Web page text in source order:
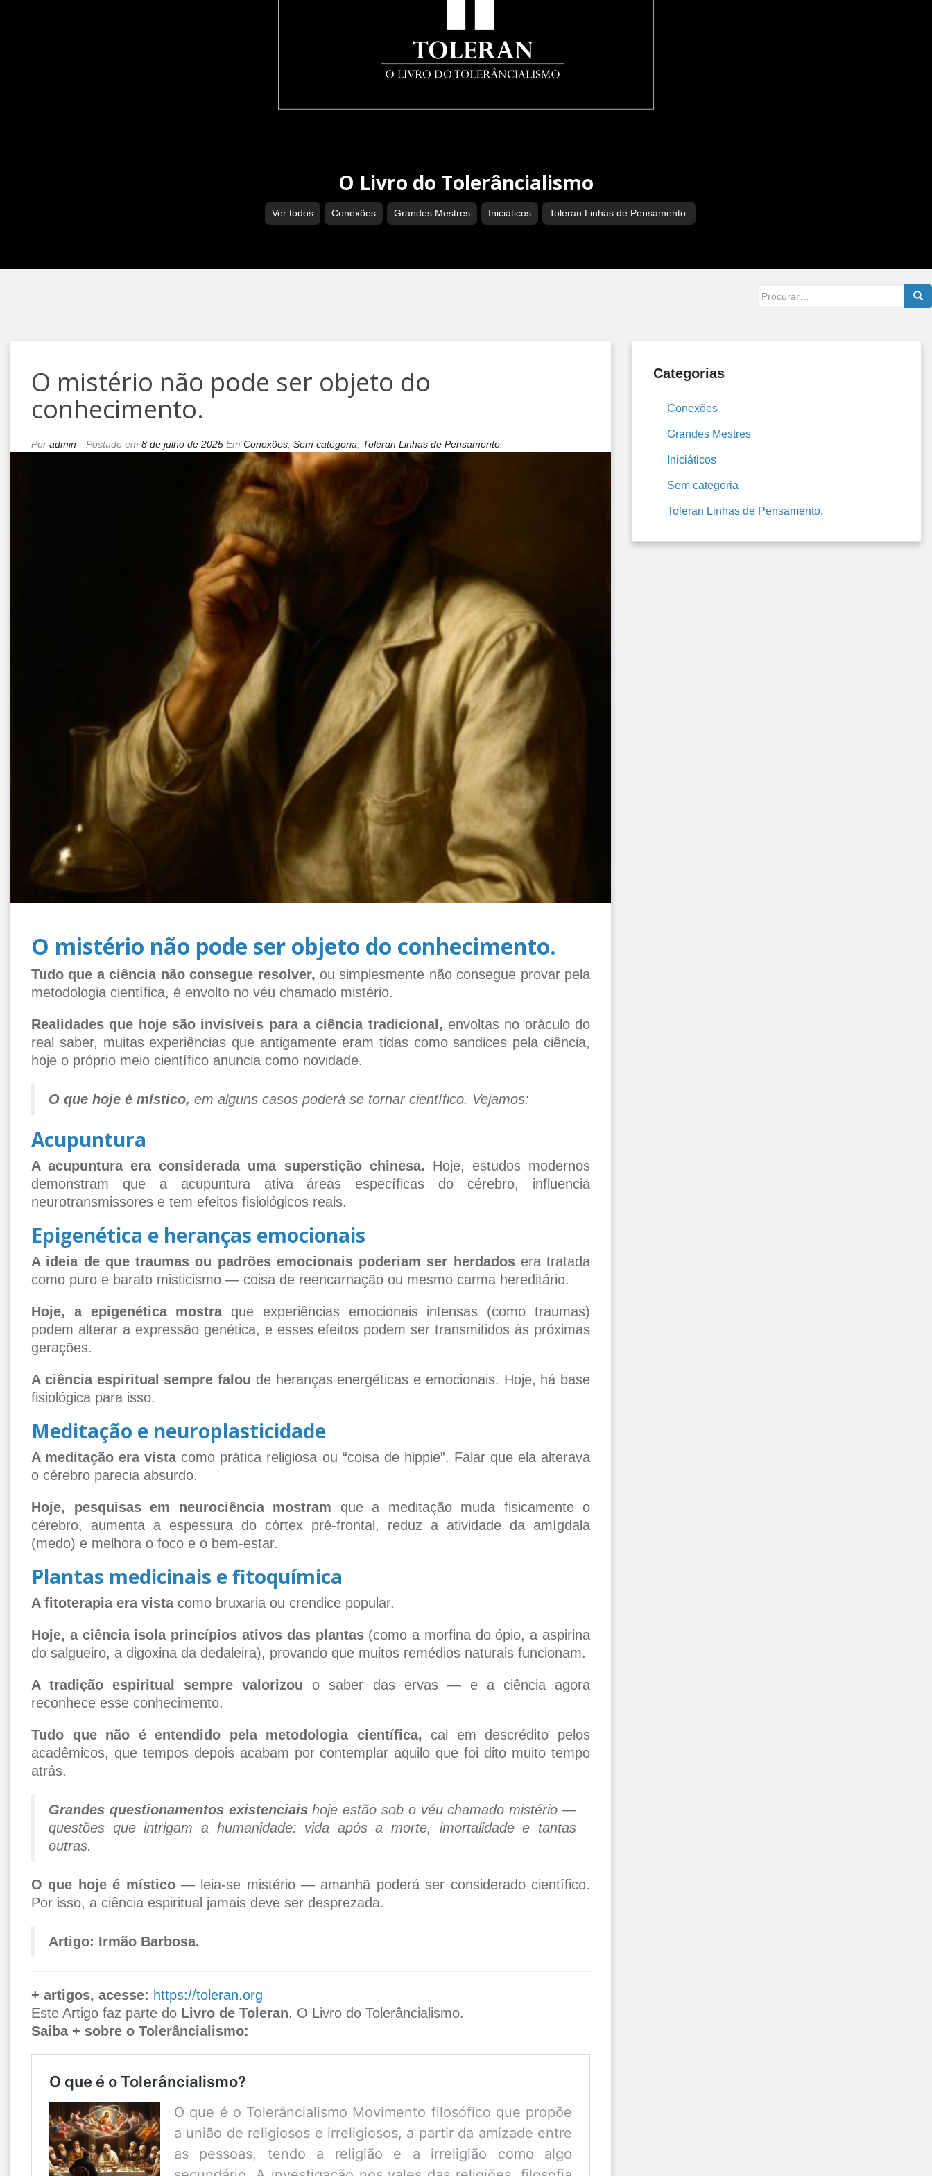
O Livro do Tolerâncialismo
Ver todos Conexões Grandes Mestres Iniciáticos Toleran Linhas de Pensamento.
for:
O mistério não pode ser objeto do
conhecimento.
Por admin Postado em 8 de julho de 2025 Em Conexões Sem categoria Toleran Linhas de Pensamento.
O mistério não pode ser objeto do conhecimento.
Tudo que a ciência não consegue resolver, ou simplesmente não consegue provar pela
metodologia científica, é envolto no véu chamado mistério.
Realidades que hoje são invisíveis para a ciência tradicional, envoltas no oráculo do
real saber, muitas experiências que antigamente eram tidas como sandices pela ciência,
hoje o próprio meio científico anuncia como novidade.
O que hoje é místico, em alguns casos poderá se tornar científico. Vejamos:
Acupuntura
A acupuntura era considerada uma superstição chinesa. Hoje, estudos modernos
demonstram que a acupuntura ativa áreas específicas do cérebro, influencia
neurotransmissores e tem efeitos fisiológicos reais.
Epigenética e heranças emocionais
A ideia de que traumas ou padrões emocionais poderiam ser herdadosera tratada
como puro e barato misticismo — coisa de reencarnação ou mesmo carma hereditário.
Hoje, a epigenética mostraque experiências emocionais intensas (como traumas)
podem alterar a expressão genética, e esses efeitos podem ser transmitidos às próximas
gerações.
A ciência espiritual sempre falou de heranças energéticas e emocionais. Hoje, há base
fisiológica para isso.
Meditação e neuroplasticidade
A meditação era vistacomo prática religiosa ou “coisa de hippie”. Falar que ela alterava
o cérebro parecia absurdo.
Hoje, pesquisas em neurociência mostram que a meditação muda fisicamente o
cérebro, aumenta a espessura do córtex pré-frontal, reduz a atividade da amígdala
(medo) e melhora o foco e o bem-estar.
Plantas medicinais e fitoquímica
A fitoterapia era vistacomo bruxaria ou crendice popular.
Hoje, a ciência isola princípios ativos das plantas(como a morfina do ópio, a aspirina
do salgueiro, a digoxina da dedaleira), provando que muitos remédios naturais funcionam.
A tradição espiritual sempre valorizou o saber das ervas — e a ciência agora
reconhece esse conhecimento.
Tudo que não é entendido pela metodologia científica, cai em descrédito pelos
acadêmicos, que tempos depois acabam por contemplar aquilo que foi dito muito tempo
atrás.
Grandes questionamentos existenciaishoje estão sob o véu chamado mistério —
questões que intrigam a humanidade: vida após a morte, imortalidade e tantas
outras.
O que hoje é místico— leia-se mistério — amanhã poderá ser considerado científico.
Por isso, a ciência espiritual jamais deve ser desprezada.
Artigo: Irmão Barbosa.
+ artigos, acesse: https://toleran.org
Este Artigo faz parte do Livro de Toleran. O Livro do Tolerâncialismo.
Saiba + sobre o Tolerâncialismo:
O que é o Tolerâncialismo?
O que é o Tolerâncialismo Movimento filosófico que propõe
a união de religiosos e irreligiosos, a partir da amizade entre
as pessoas, tendo a religião e a irreligião como algo
Categorias
Conexões
Grandes Mestres
Iniciáticos
Sem categoria
Toleran Linhas de Pensamento.